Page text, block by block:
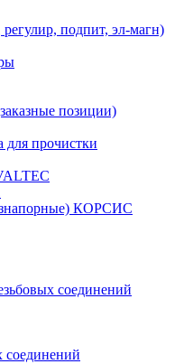
подпит, эл-магн)
позиции)
для прочистки
КОРСИС
соединений
соединений